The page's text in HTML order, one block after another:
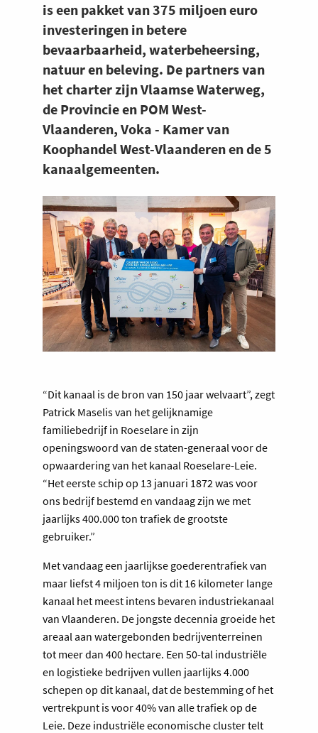
is een pakket van 375 miljoen euro
investeringen in betere
bevaarbaarheid, waterbeheersing,
natuur en beleving. De partners van
het charter zijn Vlaamse Waterweg,
de Provincie en POM West-
Vlaanderen, Voka - Kamer van
Koophandel West-Vlaanderen en de 5
kanaalgemeenten.
“Dit kanaal is de bron van 150 jaar welvaart”, zegt
Patrick Maselis van het gelijknamige
familiebedrijf in Roeselare in zijn
openingswoord van de staten-generaal voor de
opwaardering van het kanaal Roeselare-Leie.
“Het eerste schip op 13 januari 1872 was voor
ons bedrijf bestemd en vandaag zijn we met
jaarlijks 400.000 ton trafiek de grootste
gebruiker.”
Met vandaag een jaarlijkse goederentrafiek van
maar liefst 4 miljoen ton is dit 16 kilometer lange
kanaal het meest intens bevaren industriekanaal
van Vlaanderen. De jongste decennia groeide het
areaal aan watergebonden bedrijventerreinen
tot meer dan 400 hectare. Een 50-tal industriële
en logistieke bedrijven vullen jaarlijks 4.000
schepen op dit kanaal, dat de bestemming of het
vertrekpunt is voor 40% van alle trafiek op de
Leie. Deze industriële economische cluster telt